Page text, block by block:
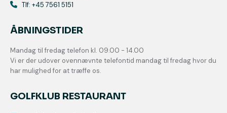
Tlf: +45 7561 5151
ÅBNINGSTIDER
Mandag til fredag telefon kl. 09.00 - 14.00
Vi er der udover ovennævnte telefontid mandag til fredag hvor du
har mulighed for at træffe os.
GOLFKLUB RESTAURANT